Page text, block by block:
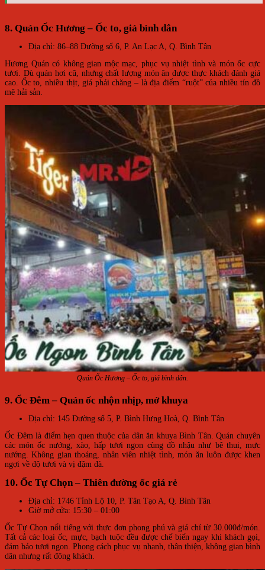
8. Quán Ốc Hương – Ốc to, giá bình dân
Địa chỉ: 86–88 Đường số 6, P. An Lạc A, Q. Bình Tân
Hương Quán có không gian mộc mạc, phục vụ nhiệt tình và món ốc cực
tươi. Dù quán hơi cũ, nhưng chất lượng món ăn được thực khách đánh giá
cao. Ốc to, nhiều thịt, giá phải chăng – là địa điểm “ruột” của nhiều tín đồ
mê hải sản.
Quán Ốc Hương – Ốc to, giá bình dân.
9. Ốc Đêm – Quán ốc nhộn nhịp, mở khuya
Địa chỉ: 145 Đường số 5, P. Bình Hưng Hoà, Q. Bình Tân
Ốc Đêm là điểm hẹn quen thuộc của dân ăn khuya Bình Tân. Quán chuyên
các món ốc nướng, xào, hấp tươi ngon cùng đồ nhậu như bê thui, mực
nướng. Không gian thoáng, nhân viên nhiệt tình, món ăn luôn được khen
ngợi về độ tươi và vị đậm đà.
10. Ốc Tự Chọn – Thiên đường ốc giá rẻ
Địa chỉ: 1746 Tỉnh Lộ 10, P. Tân Tạo A, Q. Bình Tân
Giờ mở cửa: 15:30 – 01:00
Ốc Tự Chọn nổi tiếng với thực đơn phong phú và giá chỉ từ 30.000đ/món.
Tất cả các loại ốc, mực, bạch tuộc đều được chế biến ngay khi khách gọi,
đảm bảo tươi ngon. Phong cách phục vụ nhanh, thân thiện, không gian bình
dân nhưng rất đông khách.